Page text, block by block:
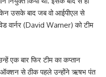
उसके बाद जब वो आईपीएल से
वार्नर (David Warner) को टीम
एक बार फिर टीम का कप्तान
ऑक्शन से ठीक पहले उन्होंने ऋषभ पंत